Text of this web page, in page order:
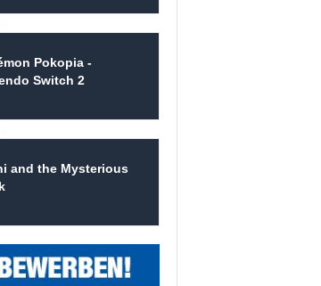
Pokopia -
Switch 2
and the Mysterious